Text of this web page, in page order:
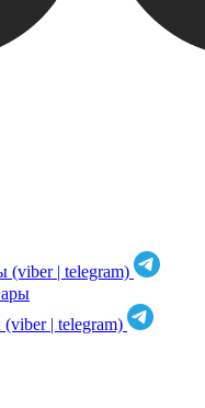
(viber | telegram)
| telegram)